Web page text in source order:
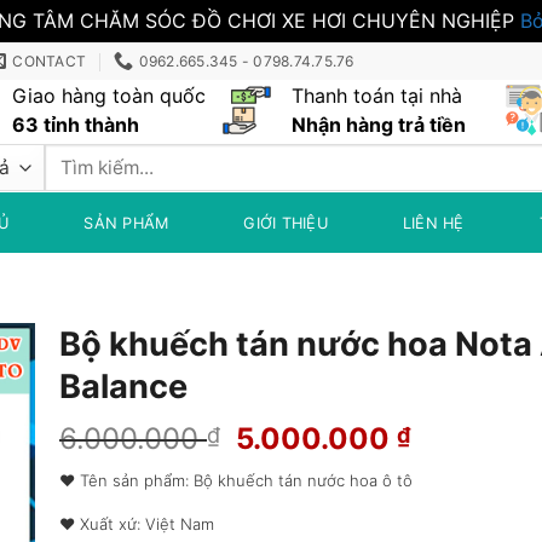
TÂM CHĂM SÓC ĐỒ CHƠI XE HƠI CHUYÊN NGHIỆP
CONTACT 0962.665.345 - 0798.74.75.76
Giao hàng toàn quốc
63 tỉnh thành
Thanh toán tại nhà
Nhận hàng trả tiền
Tìm
SẢN PHẨM GIỚI THIỆU LIÊN HỆ
Bộ khuếch tán nước hoa Nota
Balance
6.000.000₫
Giá
gốc
là:
5.000.000₫Giá
tại
❤ Tên sản phẩm: Bộ khuếch tán nước hoa ô tô
❤ Xuất xứ: Việt Nam